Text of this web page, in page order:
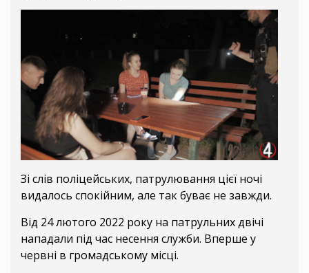
Зі слів поліцейських, патрулювання цієї ночі
видалось спокійним, але так буває не завжди.
Від 24 лютого 2022 року на патрульних двічі
нападали під час несення служби. Вперше у
червні в громадському місці.